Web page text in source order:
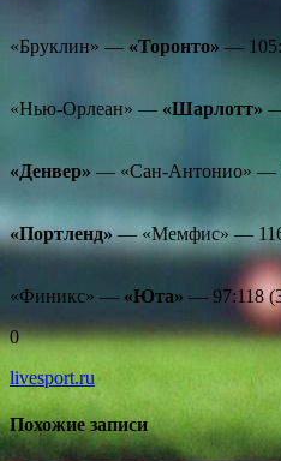
«Бруклин» — «Торонто» —
«Нью-Орлеан» — «Шарлотт» —
«Денвер» — «Сан-Антонио» —
«Портленд» — «Мемфис» —
«Финикс» — «Юта» — 97:118
0
livesport.ru
Похожие записи